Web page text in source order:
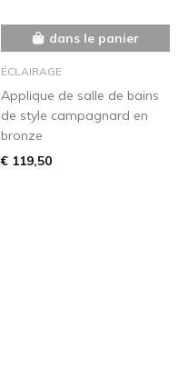
dans le panier
ÉCLAIRAGE
Applique de salle de bains
de style campagnard en
bronze
€ 119,50